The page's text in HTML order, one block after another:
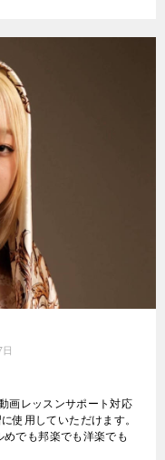
画レッスンサポート対応
使用していただけます。
でも邦楽でも洋楽でも